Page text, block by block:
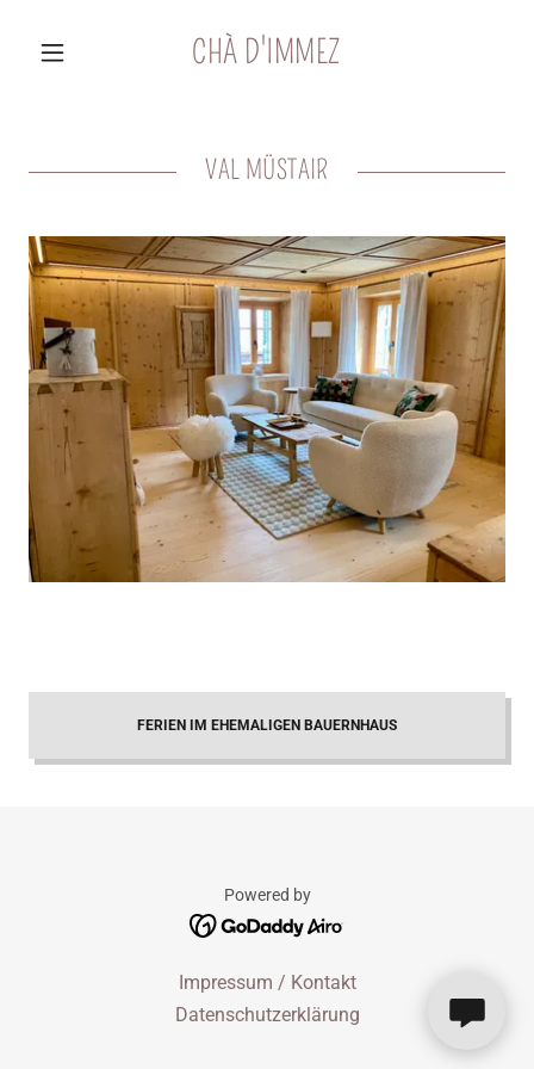
CHÀ D'IMMEZ
VAL MÜSTAIR
FERIEN IM EHEMALIGEN BAUERNHAUS
Powered by
Impressum / Kontakt
Datenschutzerklärung